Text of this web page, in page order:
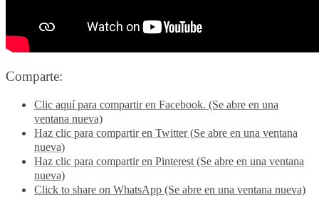
Comparte:
Clic aquí para compartir en Facebook. (Se abre en una
ventana nueva)
Haz clic para compartir en Twitter (Se abre en una ventana
nueva)
Haz clic para compartir en Pinterest (Se abre en una ventana
nueva)
Click to share on WhatsApp (Se abre en una ventana nueva)